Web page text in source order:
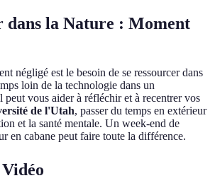
dans la Nature : Moment
négligé est le besoin de se ressourcer dans
loin de la technologie dans un
peut vous aider à réfléchir et à recentrer vos
de l'Utah, passer du temps en extérieur
et la santé mentale. Un week-end de
en cabane peut faire toute la différence.